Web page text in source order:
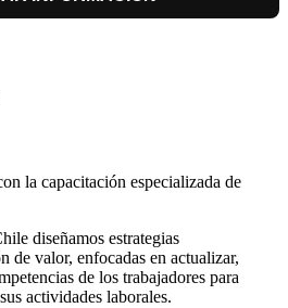
la capacitación especializada de
diseñamos estrategias
de valor, enfocadas en actualizar,
de los trabajadores para
actividades laborales.